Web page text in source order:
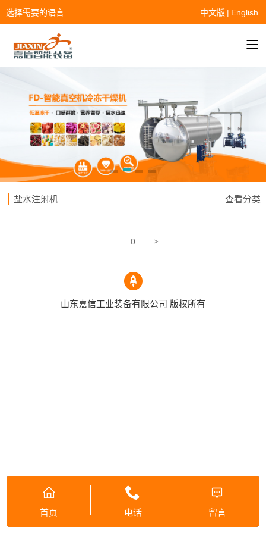
选择需要的语言 中文版 | English
盐水注射机 查看分类
0 >
山东嘉信工业装备有限公司 版权所有
首页 电话 留言